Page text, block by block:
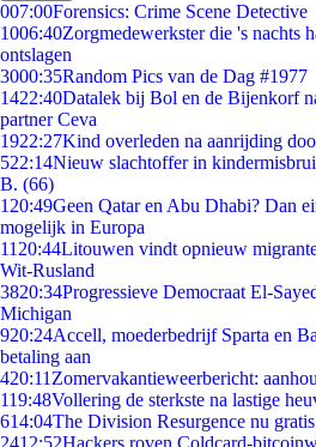
007:00Forensics: Crime Scene Detective
1006:40Zorgmedewerkster die 's nachts
ontslagen
3000:35Random Pics van de Dag #1977
1422:40Datalek bij Bol en de Bijenkorf
partner Ceva
1922:27Kind overleden na aanrijding
522:14Nieuw slachtoffer in
B. (66)
1 20:49Geen Qatar en Abu Dhabi? Dan
mogelijk in Europa
11 20:44Litouwen vindt opnieuw
Wit-Rusland
3820:34Progressieve Democraat El-
Michigan
920:24Accell, moederbedrijf Sparta en
betaling aan
420:11 Zomervakantieweerbericht:
119:48Vollering de sterkste na lastige
614:04The Division Resurgence nu
2412:52Hackers roven Coldcard-